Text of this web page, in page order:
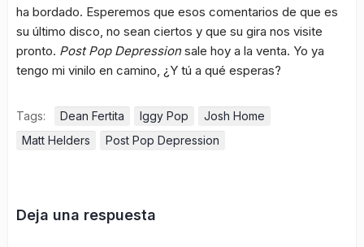
ha bordado. Esperemos que esos comentarios de que es
su último disco, no sean ciertos y que su gira nos visite
pronto. Post Pop Depressionsale hoy a la venta. Yo ya
tengo mi vinilo en camino, ¿Y tú a qué esperas?
Tags: Dean Fertita Iggy Pop
Josh Home
Matt Helders
Post Pop Depression
Deja una respuesta